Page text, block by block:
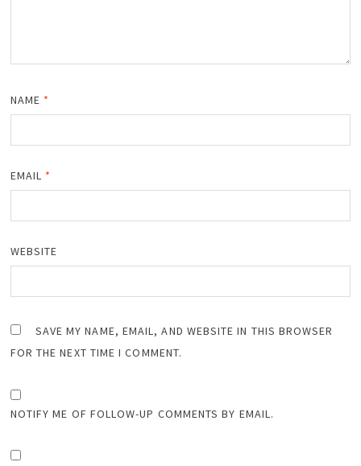
NAME *
EMAIL *
WEBSITE
SAVE MY NAME, EMAIL, AND WEBSITE IN THIS BROWSER
FOR THE NEXT TIME I COMMENT.
NOTIFY ME OF FOLLOW-UP COMMENTS BY EMAIL.